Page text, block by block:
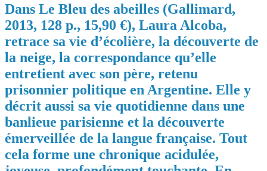
Dans Le Bleu des abeilles (Gallimard,
2013, 128 p., 15,90 €), Laura Alcoba,
retrace sa vie d’écolière, la découverte de
la neige, la correspondance qu’elle
entretient avec son père, retenu
prisonnier politique en Argentine. Elle y
décrit aussi sa vie quotidienne dans une
banlieue parisienne et la découverte
émerveillée de la langue française. Tout
cela forme une chronique acidulée,